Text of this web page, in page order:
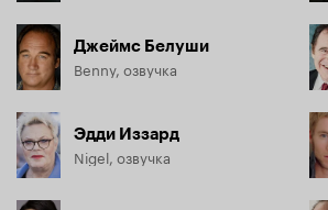
Джеймс Белуши
Benny, озвучка
Эдди Иззард
Nigel, озвучка